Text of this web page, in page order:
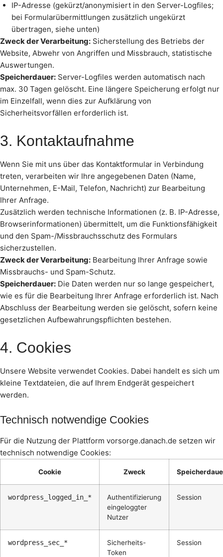
IP-Adresse (gekürzt/anonymisiert in den Server-Logfiles;
bei Formularübermittlungen zusätzlich ungekürzt
übertragen, siehe unten)
Zweck der Verarbeitung: Sicherstellung des Betriebs der
Website, Abwehr von Angriffen und Missbrauch, statistische
Auswertungen.
Speicherdauer: Server-Logfiles werden automatisch nach
max. 30 Tagen gelöscht. Eine längere Speicherung erfolgt nur
im Einzelfall, wenn dies zur Aufklärung von
Sicherheitsvorfällen erforderlich ist.
3. Kontaktaufnahme
Wenn Sie mit uns über das Kontaktformular in Verbindung
treten, verarbeiten wir Ihre angegebenen Daten (Name,
Unternehmen, E-Mail, Telefon, Nachricht) zur Bearbeitung
Ihrer Anfrage.
Zusätzlich werden technische Informationen (z. B. IP-Adresse,
Browserinformationen) übermittelt, um die Funktionsfähigkeit
und den Spam-/Missbrauchsschutz des Formulars
sicherzustellen.
Zweck der Verarbeitung: Bearbeitung Ihrer Anfrage sowie
Missbrauchs- und Spam-Schutz.
Speicherdauer: Die Daten werden nur so lange gespeichert,
wie es für die Bearbeitung Ihrer Anfrage erforderlich ist. Nach
Abschluss der Bearbeitung werden sie gelöscht, sofern keine
gesetzlichen Aufbewahrungspflichten bestehen.
4. Cookies
Unsere Website verwendet Cookies. Dabei handelt es sich um
kleine Textdateien, die auf Ihrem Endgerät gespeichert
werden.
Technisch notwendige Cookies
Für die Nutzung der Plattform vorsorge.danach.de setzen wir
technisch notwendige Cookies:
Cookie Zweck
wordpress_logged_in_*
Authentifizierung
eingeloggter
Nutzer
Session
wordpress_sec_*
Sicherheits-
Token
Session